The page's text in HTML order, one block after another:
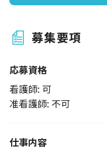
募集要項
応募資格
看護師: 可
准看護師: 不可
仕事内容